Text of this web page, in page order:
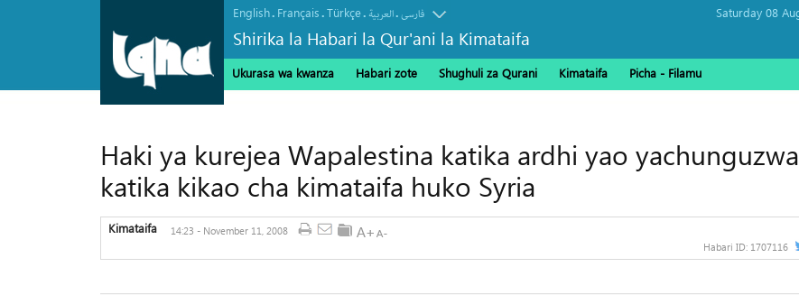
English. Français.Türkçe. العربیة.فارسی
Shirika la Habari la Qur'ani la Kimataifa
Ukurasa wa kwanza Habari zote Shughuli za Qurani Kimataifa Picha‎ - Filamu‎
Haki ya kurejea Wapalestina katika ardhi yao yachunguzwa
katika kikao cha kimataifa huko Syria
Kimataifa
14:23 - November 11, 2008
Habari ID: 1707116